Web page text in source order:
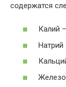
содержатся
Калий
Натрий
Железо